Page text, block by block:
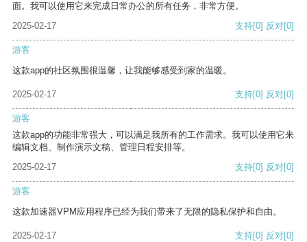
面。我可以使用它来完成日常办公的所有任务，非常方便。
2025-02-17
支持[0] 反对[0]
游客
这款app的社区氛围很温馨，让我能够感受到家的温暖。
2025-02-17 支持[0] 反对[0]
游客
这款app的功能非常强大，可以满足我所有的工作需求。我可以使用它来
编辑文档、制作演示文稿、管理日程安排等。
2025-02-17
支持[0] 反对[0]
游客
这款加速器VPM应用程序已经为我们带来了无限的隐私保护和自由。
2025-02-17 支持[0] 反对[0]